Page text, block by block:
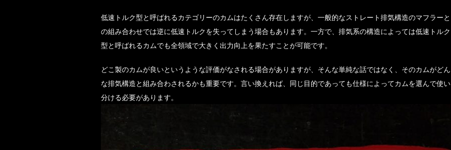
低速トルク型と呼ばれるカテゴリーのカムはたくさん存在しますが、一般的なストレート排気構造のマフラーと
の組み合わせでは逆に低速トルクを失ってしまう場合もあります。一方で、排気系の構造によっては低速トルク
型と呼ばれるカムでも全領域で大きく出力向上を果たすことが可能です。
どこ製のカムが良いというような評価がなされる場合がありますが、そんな単純な話ではなく、そのカムがどん
な排気構造と組み合わされるかも重要です。言い換えれば、同じ目的であっても仕様によってカムを選んで使い
分ける必要があります。